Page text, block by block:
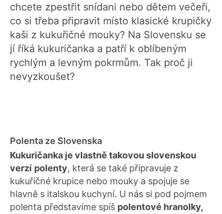
chcete zpestřit snídani nebo dětem večeři,
co si třeba připravit místo klasické krupičky
kaši z kukuřičné mouky? Na Slovensku se
jí říká kukuričanka a patří k oblíbeným
rychlým a levným pokrmům. Tak proč ji
nevyzkoušet?
Polenta ze Slovenska
Kukuričanka je vlastně takovou slovenskou
verzí polenty, která se také připravuje z
kukuřičné krupice nebo mouky a spojuje se
hlavně s italskou kuchyní. U nás si pod pojmem
polenta představíme spíš polentové hranolky,